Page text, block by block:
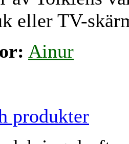
eller TV-
Ainur
produkter